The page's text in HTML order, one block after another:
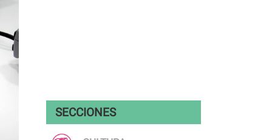
SECCIONES